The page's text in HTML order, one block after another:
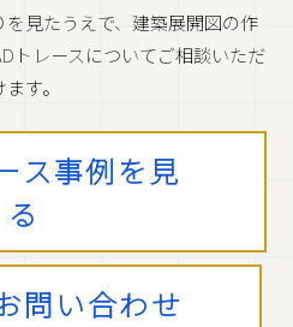
見たうえで、建築展開図の作
トレースについてご相談いただ
ます。
ス事例を見
る
問い合わせ